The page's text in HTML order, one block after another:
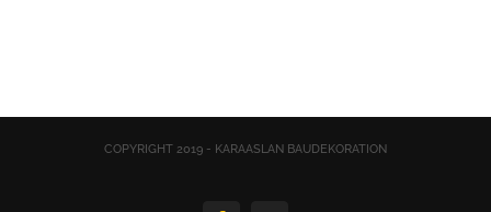
COPYRIGHT 2019 - KARAASLAN BAUDEKORATION